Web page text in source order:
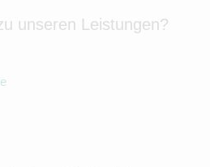
unseren Leistungen?